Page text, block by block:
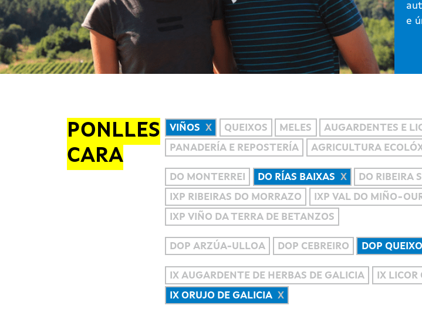
e
PONLLES
CARA
VIÑOS QUEIXOS MELES AUGARDENTES E
PANADERÍA E REPOSTERÍA
AGRICULTURA
DO MONTERREI DO RÍAS BAIXAS DO RIBEIRA
IXP RIBEIRAS DO MORRAZO
IXP VAL DO MIÑO-
IXP VIÑO DA TERRA DE BETANZOS
DOP ARZÚA-ULLOA DOP CEBREIRO DOP
IX AUGARDENTE DE HERBAS DE GALICIA IX
IX ORUJO DE GALICIA